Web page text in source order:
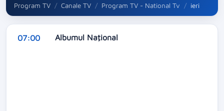
Program TV Canale TV Program TV - National Tv ieri
07:00 Albumul Naţional